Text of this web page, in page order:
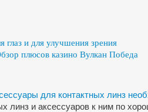
глаз и для улучшения зрения
плюсов казино Вулкан Победа
для контактных линз
линз и аксессуаров к ним по